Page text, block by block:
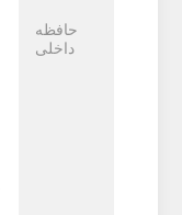
حافظه
داخلی